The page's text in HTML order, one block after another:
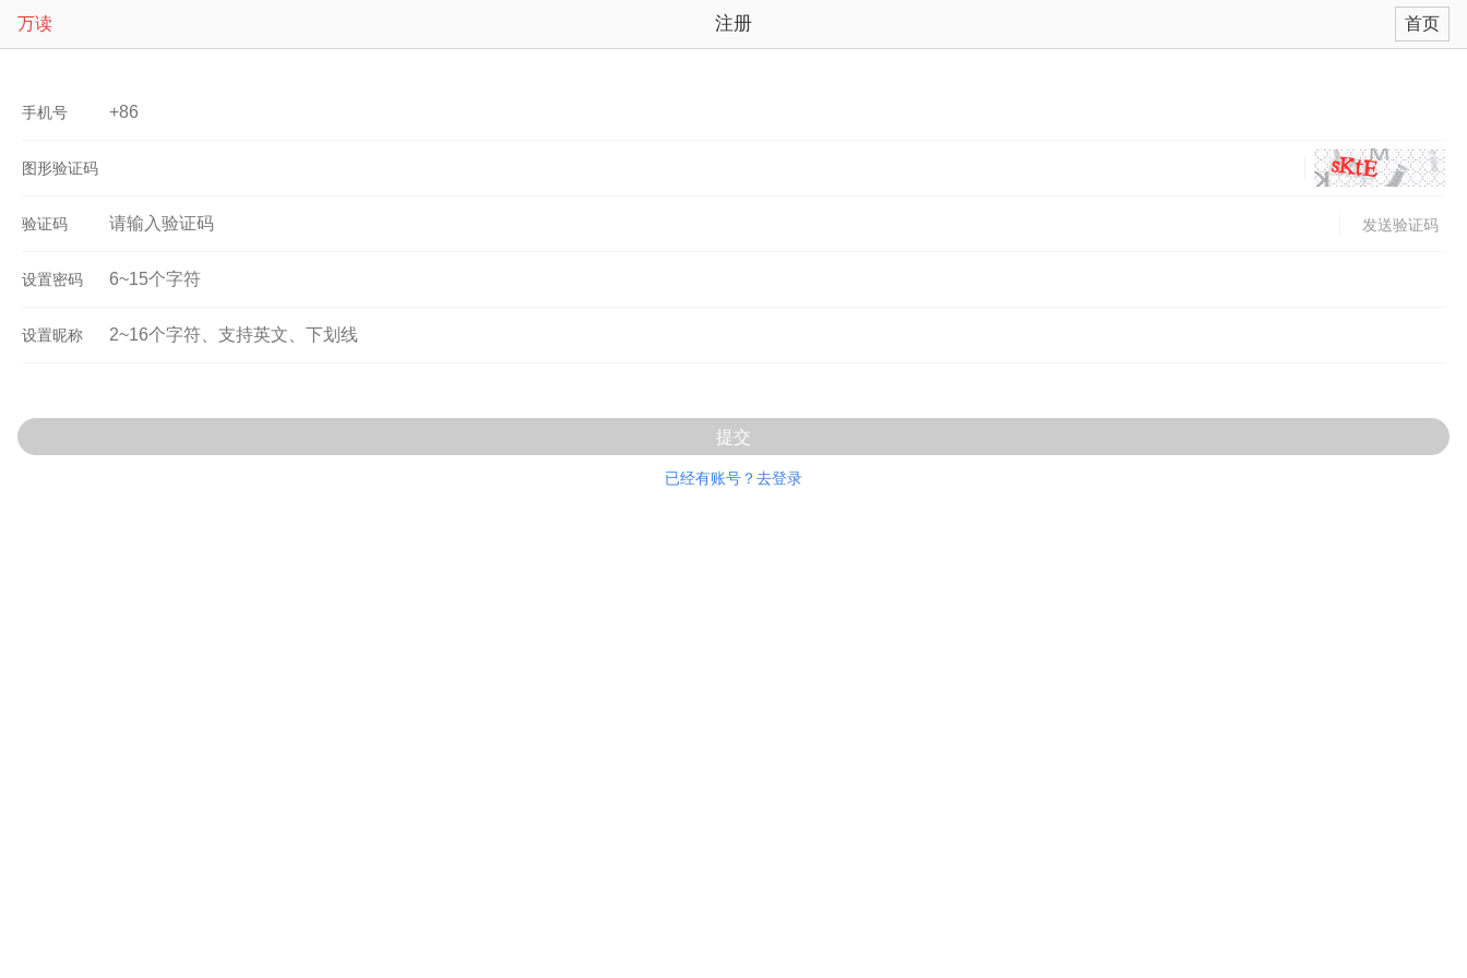
万读 注册 首页
手机号
图形验证码
验证码 发送验证码
设置密码
设置昵称
已经有账号？去登录